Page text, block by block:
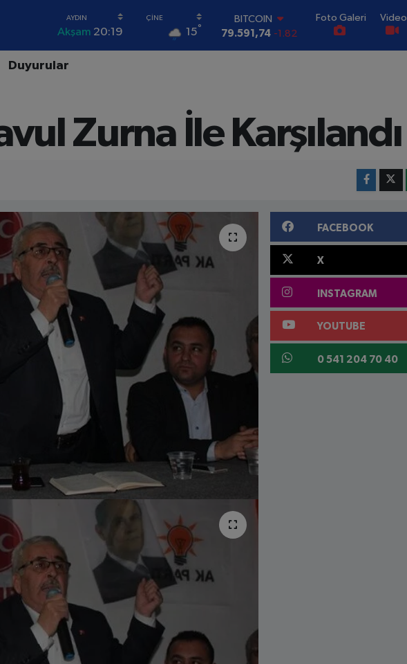
Akşam 20:19 15°
DOLAR
45,43620 0.02
6862,09000
BİST100
14.598,00 0
Foto Galeri Video
Duyurular
Zurna İle Karşılandı
FACEBOOK
X
INSTAGRAM
YOUTUBE
0 541 204 70 40